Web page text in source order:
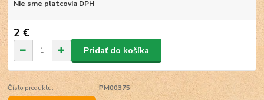
Nie sme platcovia DPH
2 €
Pridať do košíka
Číslo produktu:
PM00375